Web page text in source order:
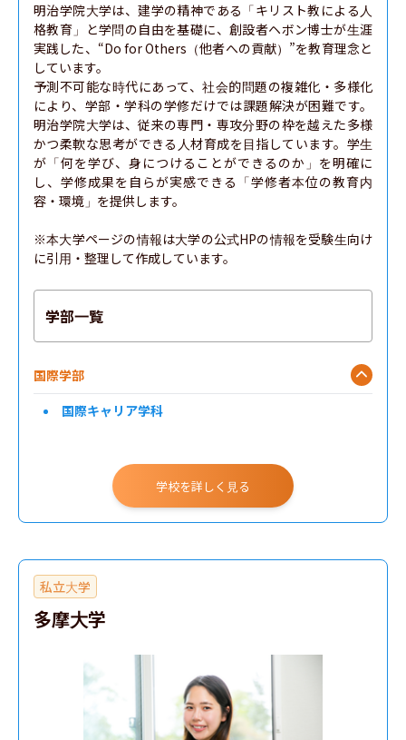
明治学院大学は、建学の精神である「キリスト教による人
格教育」と学問の自由を基礎に、創設者ヘボン博士が生涯
実践した、“Do for Others（他者への貢献）”を教育理念と
しています。
予測不可能な時代にあって、社会的問題の複雑化・多様化
により、学部・学科の学修だけでは課題解決が困難です。
明治学院大学は、従来の専門・専攻分野の枠を越えた多様
かつ柔軟な思考ができる人材育成を目指しています。学生
が「何を学び、身につけることができるのか」を明確に
し、学修成果を自らが実感できる「学修者本位の教育内
容・環境」を提供します。
※本大学ページの情報は大学の公式HPの情報を受験生向け
に引用・整理して作成しています。
学部一覧
国際学部
国際キャリア学科
学校を詳しく見る
私立大学
多摩大学